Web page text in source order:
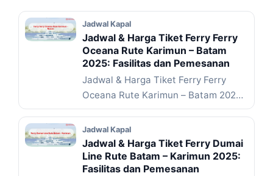
Jadwal Kapal
Jadwal & Harga Tiket Ferry Ferry
Oceana Rute Karimun – Batam
2025: Fasilitas dan Pemesanan
Jadwal & Harga Tiket Ferry Ferry
Oceana Rute Karimun – Batam 2025:
Fasilitas dan Pemesanan ... Baca
Selengkapnya
Jadwal Kapal
Jadwal & Harga Tiket Ferry Dumai
Line Rute Batam – Karimun 2025:
Fasilitas dan Pemesanan